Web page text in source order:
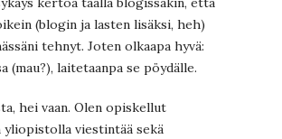
(blogin ja lasten lisäksi, heh)
tehnyt. Joten olkaapa hyvä:
(mau?), laitetaanpa se pöydälle.
hei vaan. Olen opiskellut
yliopistolla viestintää sekä